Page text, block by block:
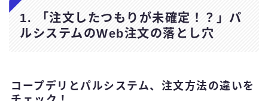
1. 「注文したつもりが未確定！？」パ
ルシステムのWeb注文の落とし穴
コープデリとパルシステム、注文方法の違いを